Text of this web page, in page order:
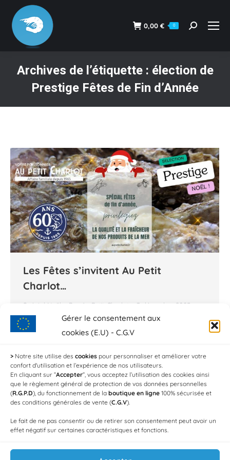
Gérer le consentement aux
cookies (E.U) - C.G.V
> Notre site utilise des cookies pour personnaliser et améliorer votre
confort d'utilisation et l’expérience de nos utilisateurs.
En cliquant sur ”Accepter”, vous acceptez l’utilisation des cookies ainsi
que le règlement général de protection de vos données personnelles
(R.G.P.D), du fonctionnement de la boutique en ligne 100% sécurisée et
des conditions générales de vente (C.G.V).
Le fait de ne pas consentir ou de retirer son consentement peut avoir un
effet négatif sur certaines caractéristiques et fonctions.
0,00 € 0
Recherche
Archives de l’étiquette : élection de
Prestige Fêtes de Fin d’Année
Les Fêtes s’invitent Au Petit
Charlot…
Spécial Noël Par Au Petit Charlot 3 décembre 2025
Découvrez notre Sélection de Prestige Fêtes de
Fin d’Année ! Nos Produits pour Noël et les fêtes
de fin d’année sont en ligne Chers amis
gourmands et amateurs de belles tables, Chez
Au Petit Charlot, la magie de Noël a déjà
commencé à opérer ! Nous sommes ravis de